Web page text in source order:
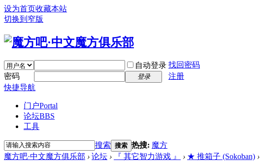
设为首页收藏本站
切换到窄版
自动登录 找回密码
密码
登录
注册
快捷导航
门户Portal
论坛BBS
工具
搜索 搜索 热搜: 魔方
魔方吧·中文魔方俱乐部 › 论坛 › 『 其它智力游戏 』 › ★ 推箱子 (Sokoban) ›